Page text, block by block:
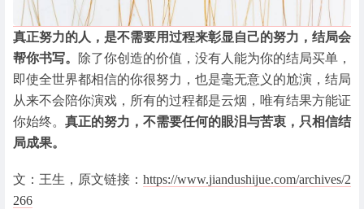
真正努力的人，是不需要用过程来彰显自己的努力，结局会
帮你书写。
除了你创造的价值，没有人能为你的结局买单，
即使全世界都相信的你很努力，也是毫无意义的尬演，结局
从来不会陪你演戏，所有的过程都是云烟，唯有结果方能证
你始终。 真正的努力，不需要任何的眼泪与苦衷，只相信结
局成果。
文：王生，原文链接： https://www.jiandushijue.com/archives/2
266